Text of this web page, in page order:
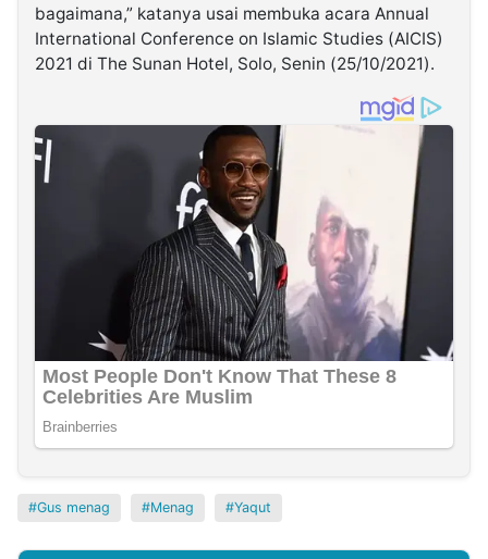
bagaimana,” katanya usai membuka acara Annual
International Conference on Islamic Studies (AICIS)
2021 di The Sunan Hotel, Solo, Senin (25/10/2021).
Gus menag Menag Yaqut